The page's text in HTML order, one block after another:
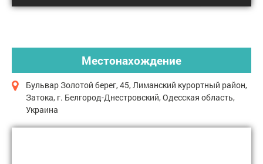
Местонахождение
Бульвар Золотой берег, 45, Лиманский курортный район,
Затока, г. Белгород-Днестровский, Одесская область,
Украина